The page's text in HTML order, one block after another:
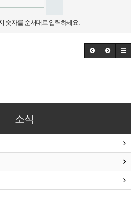
숫자를 순서대로 입력하세요.
소식